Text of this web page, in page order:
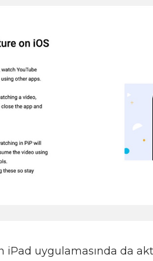
iPad uygulamasında da